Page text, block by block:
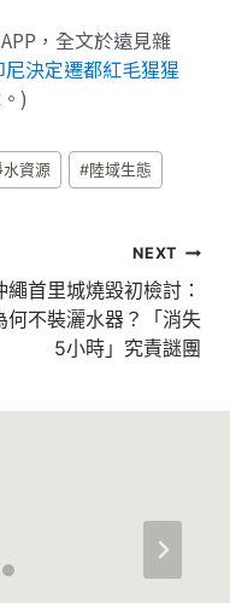
，全文於遠見雜
決定遷都紅毛猩猩
)
水資源 #陸域生態
NEXT
繩首里城燒毀初檢討：
何不裝灑水器？「消失
5小時」究責謎團